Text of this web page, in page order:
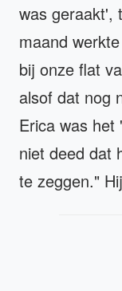
was geraakt',
maand
bij onze flat
alsof dat nog
Erica was
niet deed dat
te zeggen."